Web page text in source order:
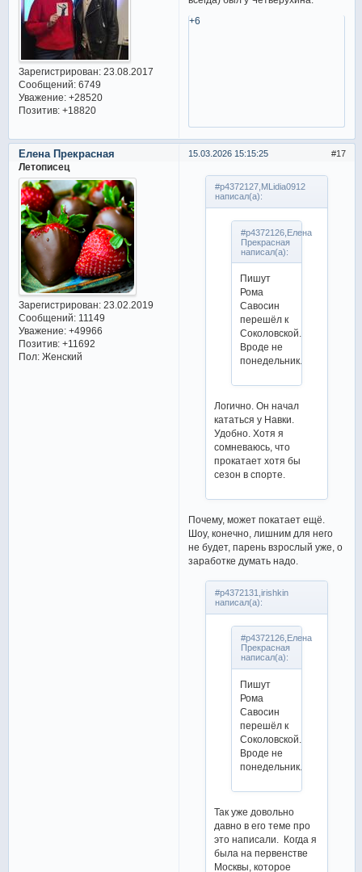
Зарегистрирован: 23.08.2017
Сообщений:6749
Уважение: +28520
Позитив: +18820
+6
17
15.03.2026 15:15:25
Елена Прекрасная
Летописец
Зарегистрирован: 23.02.2019
Сообщений:11149
Уважение: +49966
Позитив: +11692
Пол:Женский
#p4372127,MLidia0912
написал(а):
#p4372126,Елена
Прекрасная
написал(а):
Пишут
Рома
Савосин
перешёл к
Соколовской.
Вроде не
понедельник.
Логично. Он начал
кататься у Навки.
Удобно. Хотя я
сомневаюсь, что
прокатает хотя бы
сезон в спорте.
Почему, может покатает ещё.
Шоу, конечно, лишним для него
не будет, парень взрослый уже, о
заработке думать надо.
#p4372131,irishkin
написал(а):
#p4372126,Елена
Прекрасная
написал(а):
Пишут
Рома
Савосин
перешёл к
Соколовской.
Вроде не
понедельник.
Так уже довольно
давно в его теме про
это написали. Когда я
была на первенстве
Москвы, которое